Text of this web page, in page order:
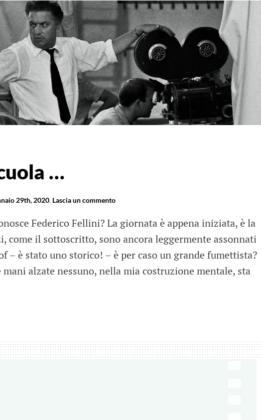
…
29th, 2020. Lascia un commento
Federico Fellini? La giornata è appena iniziata, è la
come il sottoscritto, sono ancora leggermente assonnati
– è stato uno storico! – è per caso un grande fumettista?
alzate nessuno, nella mia costruzione mentale, sta